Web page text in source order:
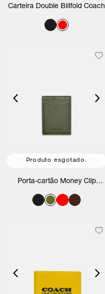
Carteira Double Billfold Coach
Produto esgotado.
Porta-cartão Money Clip